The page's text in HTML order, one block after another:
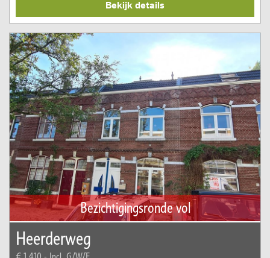
Bekijk details
Bezichtigingsronde vol
Heerderweg